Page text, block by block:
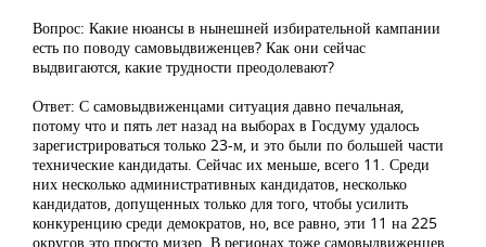
Вопрос: Какие нюансы в нынешней избирательной кампании
есть по поводу самовыдвиженцев? Как они сейчас
выдвигаются, какие трудности преодолевают?
Ответ: С самовыдвиженцами ситуация давно печальная,
потому что и пять лет назад на выборах в Госдуму удалось
зарегистрироваться только 23-м, и это были по большей части
технические кандидаты. Сейчас их меньше, всего 11. Среди
них несколько административных кандидатов, несколько
кандидатов, допущенных только для того, чтобы усилить
конкуренцию среди демократов, но, все равно, эти 11 на 225
округов это просто мизер. В регионах тоже самовыдвиженцев